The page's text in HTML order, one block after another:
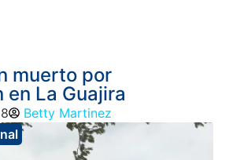
muerto por
La Guajira
Betty Martinez